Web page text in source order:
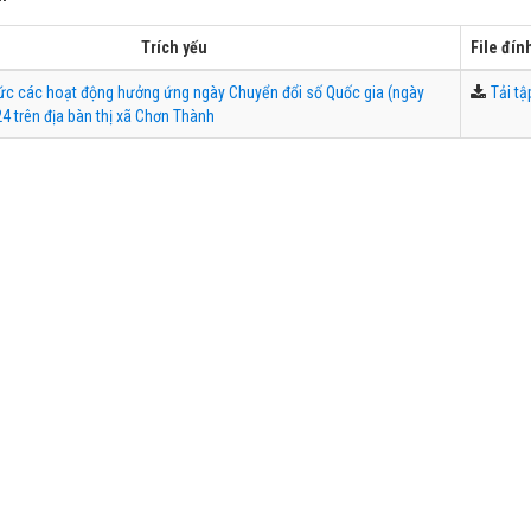
Trích yếu File
các hoạt động hưởng ứng ngày Chuyển đổi số Quốc gia (ngày
trên địa bàn thị xã Chơn Thành
Tải